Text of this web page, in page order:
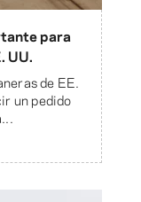
para
UU.
de EE.
un pedido